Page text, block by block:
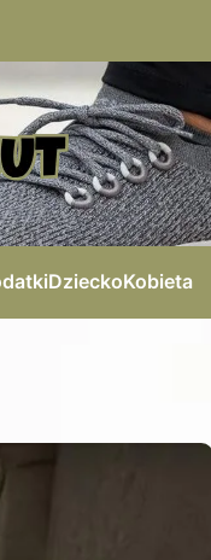
DzieckoKobieta